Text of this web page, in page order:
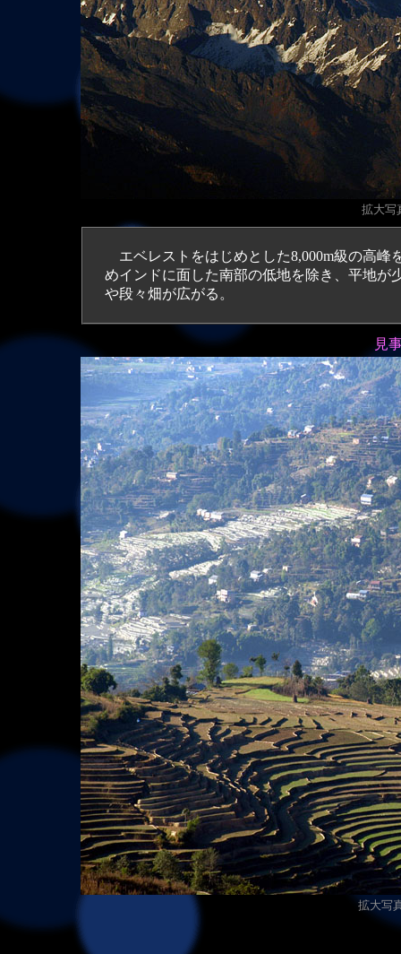
拡大写
エベレストをはじめとした8,000m級の高峰
めインドに面した南部の低地を除き、平地が
や段々畑が広がる。
見
拡大写